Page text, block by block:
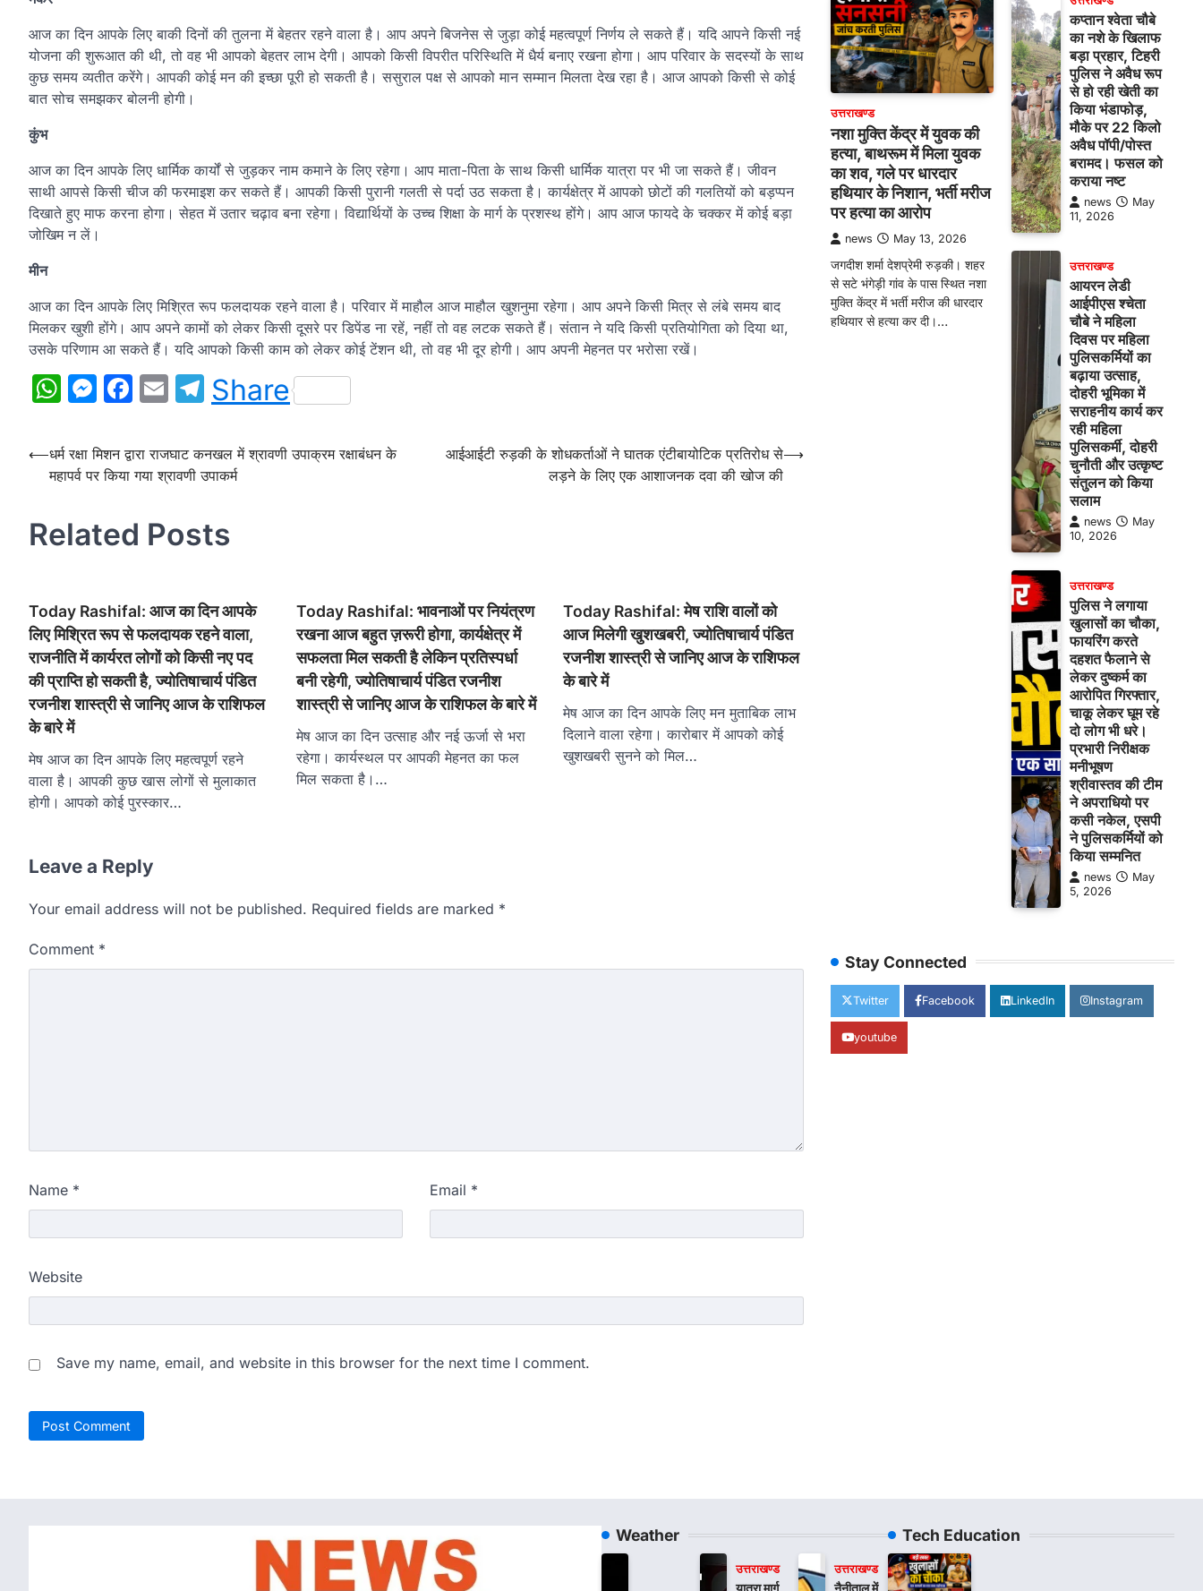
आज का दिन आपके लिए बाकी दिनों की तुलना में बेहतर रहने वाला है। आप अपने बिजनेस से जुड़ा कोई महत्वपूर्ण निर्णय ले सकते हैं। यदि आपने किसी नई
योजना की शुरूआत की थी, तो वह भी आपको बेहतर लाभ देगी। आपको किसी विपरीत परिस्थिति में धैर्य बनाए रखना होगा। आप परिवार के सदस्यों के साथ
कुछ समय व्यतीत करेंगे। आपकी कोई मन की इच्छा पूरी हो सकती है। ससुराल पक्ष से आपको मान सम्मान मिलता देख रहा है। आज आपको किसी से कोई
बात सोच समझकर बोलनी होगी।
कुंभ
आज का दिन आपके लिए धार्मिक कार्यों से जुड़कर नाम कमाने के लिए रहेगा। आप माता-पिता के साथ किसी धार्मिक यात्रा पर भी जा सकते हैं। जीवन
साथी आपसे किसी चीज की फरमाइश कर सकते हैं। आपकी किसी पुरानी गलती से पर्दा उठ सकता है। कार्यक्षेत्र में आपको छोटों की गलतियों को बड़प्पन
दिखाते हुए माफ करना होगा। सेहत में उतार चढ़ाव बना रहेगा। विद्यार्थियों के उच्च शिक्षा के मार्ग के प्रशस्थ होंगे। आप आज फायदे के चक्कर में कोई बड़ा
जोखिम न लें।
मीन
आज का दिन आपके लिए मिश्रित रूप फलदायक रहने वाला है। परिवार में माहौल आज माहौल खुशनुमा रहेगा। आप अपने किसी मित्र से लंबे समय बाद
मिलकर खुशी होंगे। आप अपने कामों को लेकर किसी दूसरे पर डिपेंड ना रहें, नहीं तो वह लटक सकते हैं। संतान ने यदि किसी प्रतियोगिता को दिया था,
उसके परिणाम आ सकते हैं। यदि आपको किसी काम को लेकर कोई टेंशन थी, तो वह भी दूर होगी। आप अपनी मेहनत पर भरोसा रखें।
WhatsApp
Messenger
Facebook
EmailTelegram
Share
Post
navigation
⟵धर्म रक्षा मिशन द्वारा राजघाट कनखल में श्रावणी उपाक्रम रक्षाबंधन के
महापर्व पर किया गया श्रावणी उपाकर्म
आईआईटी रुड़की के शोधकर्ताओं ने घातक एंटीबायोटिक प्रतिरोध से
लड़ने के लिए एक आशाजनक दवा की खोज की
⟶
Related Posts
Today Rashifal: आज का दिन आपके
लिए मिश्रित रूप से फलदायक रहने वाला,
राजनीति में कार्यरत लोगों को किसी नए पद
की प्राप्ति हो सकती है, ज्योतिषाचार्य पंडित
रजनीश शास्त्री से जानिए आज के राशिफल
के बारे में
मेष आज का दिन आपके लिए महत्वपूर्ण रहने
वाला है। आपकी कुछ खास लोगों से मुलाकात
होगी। आपको कोई पुरस्कार…
Today Rashifal: भावनाओं पर नियंत्रण
रखना आज बहुत ज़रूरी होगा, कार्यक्षेत्र में
सफलता मिल सकती है लेकिन प्रतिस्पर्धा
बनी रहेगी, ज्योतिषाचार्य पंडित रजनीश
शास्त्री से जानिए आज के राशिफल के बारे में
मेष आज का दिन उत्साह और नई ऊर्जा से भरा
रहेगा। कार्यस्थल पर आपकी मेहनत का फल
मिल सकता है।…
Today Rashifal: मेष राशि वालों को
आज मिलेगी खुशखबरी, ज्योतिषाचार्य पंडित
रजनीश शास्त्री से जानिए आज के राशिफल
के बारे में
मेष आज का दिन आपके लिए मन मुताबिक लाभ
दिलाने वाला रहेगा। कारोबार में आपको कोई
खुशखबरी सुनने को मिल…
Leave a Reply
Your email address will not be published. Required fields are marked *
Comment *
Name * Email *
Website
Save my name, email, and website in this browser for the next time I comment.
उत्तराखण्ड
नशा मुक्ति केंद्र में युवक की
हत्या, बाथरूम में मिला युवक
का शव, गले पर धारदार
हथियार के निशान, भर्ती मरीज
पर हत्या का आरोप
news May 13, 2026
जगदीश शर्मा देशप्रेमी रुड़की। शहर
से सटे भंगेड़ी गांव के पास स्थित नशा
मुक्ति केंद्र में भर्ती मरीज की धारदार
हथियार से हत्या कर दी।…
कप्तान श्वेता चौबे
का नशे के खिलाफ
बड़ा प्रहार, टिहरी
पुलिस ने अवैध रूप
से हो रही खेती का
किया भंडाफोड़,
मौके पर 22 किलो
अवैध पॉपी/पोस्त
बरामद। फसल को
कराया नष्ट
news
May
11, 2026
उत्तराखण्ड
आयरन लेडी
आईपीएस श्चेता
चौबे ने महिला
दिवस पर महिला
पुलिसकर्मियों का
बढ़ाया उत्साह,
दोहरी भूमिका में
सराहनीय कार्य कर
रही महिला
पुलिसकर्मी, दोहरी
चुनौती और उत्कृष्ट
संतुलन को किया
सलाम
news
May
10, 2026
उत्तराखण्ड
पुलिस ने लगाया
खुलासों का चौका,
फायरिंग करते
दहशत फैलाने से
लेकर दुष्कर्म का
आरोपित गिरफ्तार,
चाकू लेकर घूम रहे
दो लोग भी धरे।
प्रभारी निरीक्षक
मनीभूषण
श्रीवास्तव की टीम
ने अपराधियो पर
कसी नकेल, एसपी
ने पुलिसकर्मियों को
किया सम्मनित
news
May
5, 2026
Stay Connected
Twitter Facebook LinkedIn Instagram
youtube
Weather
उत्तराखण्ड उत्तराखण्ड
Tech Education